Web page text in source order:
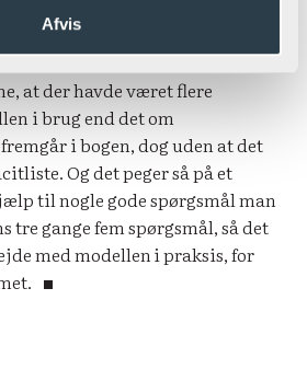
Afvis
skabe mere klarhed over det
er svaret på. Jeg
at der havde været flere
i brug end det om
i bogen, dog uden at det
Og det peger så på et
til nogle gode spørgsmål man
tre gange fem spørgsmål, så det
med modellen i praksis, for